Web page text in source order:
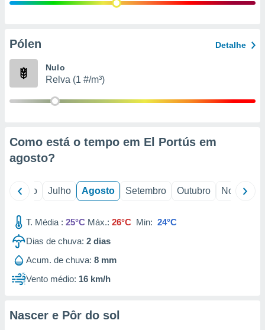
e
de
Pólen Detalhe
Nulo
Relva (1 #/m³)
Como está o tempo em El Portús em
agosto?
Junho Julho Agosto Setembro Outubro Novembro
T. Média : 25°C Máx.: 26°C Min: 24°C
Dias de chuva: 2 dias
Acum. de chuva: 8 mm
Vento médio: 16 km/h
Nascer e Pôr do sol